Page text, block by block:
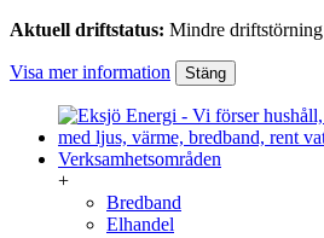
Aktuell driftstatus: Mindre driftstörning
Visa mer information Stäng
Verksamhetsområden
+
Bredband
Elhandel